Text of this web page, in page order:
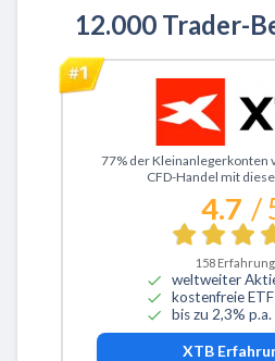
12.000 Trader-
Zu XTB
77% der Kleinanlegerkonten
CFD-Handel mit
4.7 /
158
weltweiter
kostenfreie
bis zu 2,3% p.a.
XTB